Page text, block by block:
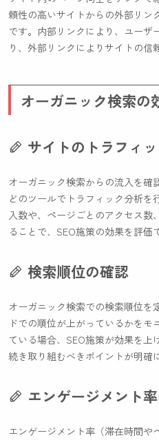
頼性の高いサイトからの外部リン
です。内部リンクにより、ユーザ
り、外部リンクによりサイトの信
オーガニック検索の
サイトのトラフィ
オーガニック検索からの流入を確
どのツールでトラフィック分析
入数や、ページごとのアクセス数
ることで、SEO施策の効果を評価
検索順位の確認
オーガニック検索での検索順位を
ドでの順位が上がっているかを
ている場合、SEO施策が効果を上
続き取り組むべきポイントが明確
エンゲージメント
エンゲージメント率（滞在時間や